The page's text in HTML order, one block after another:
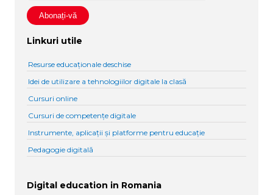
Linkuri utile
Resurse educaționale deschise
Idei de utilizare a tehnologiilor digitale la clasă
Cursuri online
Cursuri de competențe digitale
Instrumente, aplicații și platforme pentru educație
Pedagogie digitală
Digital education in Romania